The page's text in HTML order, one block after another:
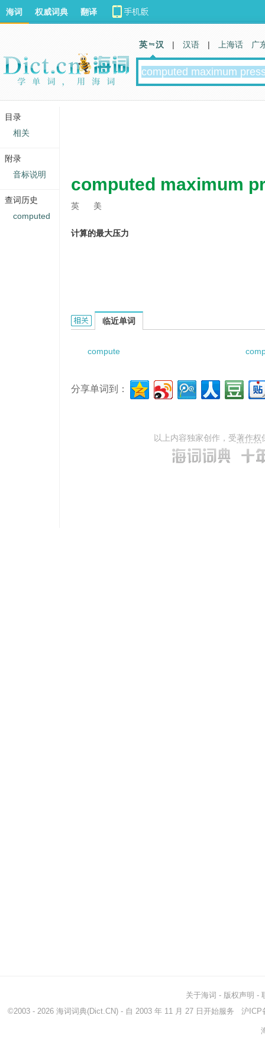
computed maximum
英 美
计算的最大压力
Computed Maximum Pressure的相关资料：
临近单词
compute
分享单词到：
以上内容独家创作，受著作权
海词 权威词典 翻译
英 汉 | 汉语 | 上海话 广
关于海词 - 版权声明 -
©2003 - 2026 海词词典(Dict.CN) - 自 2003 年 11 月 27 日开始服务 沪ICP
目录
相关
附录
音标说明
查词历史
computed